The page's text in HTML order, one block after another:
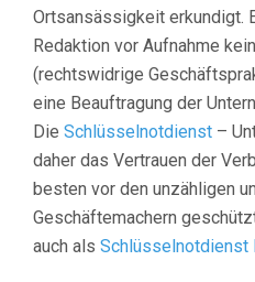
Ortsansässigkeit erkundigt.
Redaktion vor Aufnahme
(rechtswidrige
eine Beauftragung der
Die Schlüsselnotdienst –
daher das Vertrauen der
besten vor den unzähligen
Geschäftemachern
auch als Schlüsselnotdienst